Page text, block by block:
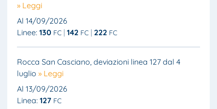
» Leggi
Al 14/09/2026
Linee: 130 FC 142 FC 222 FC
Rocca San Casciano, deviazioni linea 127 dal 4
luglio » Leggi
Al 13/09/2026
Linea: 127 FC